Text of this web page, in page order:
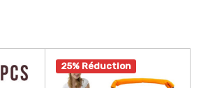
25% Réduction